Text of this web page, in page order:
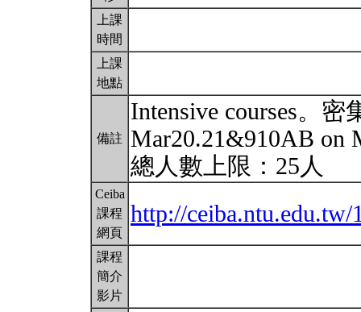
上課
時間
上課
地點
備註
Intensive courses。
Mar20.21&910AB on
總人數上限：25人
Ceiba
課程
網頁
http://
課程
簡介
影片